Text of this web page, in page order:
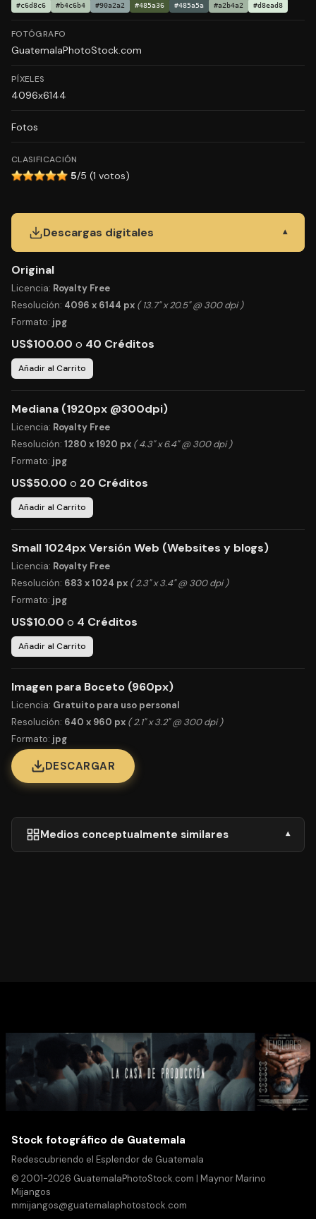
#c6d8c6
#b4c6b4 #90a2a2 #485a36 #485a5a #a2b4a2 #d8ead8
FOTÓGRAFO
GuatemalaPhotoStock.com
PÍXELES
4096x6144
Fotos
CLASIFICACIÓN
5/5 (1 votos)
Descargas digitales ▾
Original
Licencia: Royalty Free
Resolución: 4096 x 6144 px ( 13.7" x 20.5" @ 300 dpi )
Formato: jpg
US$100.00 o 40 Créditos
Añadir al Carrito
Mediana (1920px @300dpi)
Licencia: Royalty Free
Resolución: 1280 x 1920 px ( 4.3" x 6.4" @ 300 dpi )
Formato: jpg
US$50.00 o 20 Créditos
Añadir al Carrito
Small 1024px Versión Web (Websites y blogs)
Licencia: Royalty Free
Resolución: 683 x 1024 px ( 2.3" x 3.4" @ 300 dpi )
Formato: jpg
US$10.00 o 4 Créditos
Añadir al Carrito
Imagen para Boceto (960px)
Licencia: Gratuito para uso personal
Resolución: 640 x 960 px ( 2.1" x 3.2" @ 300 dpi )
Formato: jpg
DESCARGAR
Medios conceptualmente similares ▾
Stock fotográfico de Guatemala
Redescubriendo el Esplendor de Guatemala
© 2001-2026 GuatemalaPhotoStock.com | Maynor Marino
Mijangos
mmijangos@guatemalaphotostock.com